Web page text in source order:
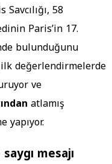
Savcılığı, 58
Paris’in 17.
bulunduğunu
değerlendirmelerde
ve
atlamış
yapıyor.
mesajı